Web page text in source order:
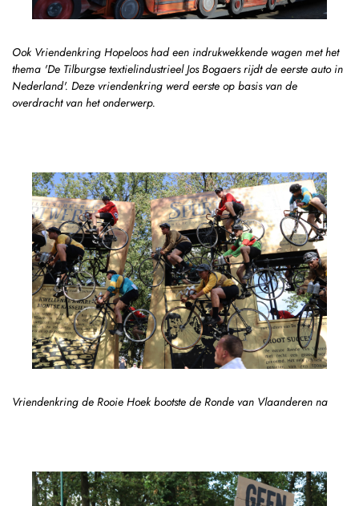
Ook Vriendenkring Hopeloos had een indrukwekkende wagen met het
thema 'De Tilburgse textielindustrieel Jos Bogaers rijdt de eerste auto in
Nederland'. Deze vriendenkring werd eerste op basis van de
overdracht van het onderwerp.
Vriendenkring de Rooie Hoek bootste de Ronde van Vlaanderen na